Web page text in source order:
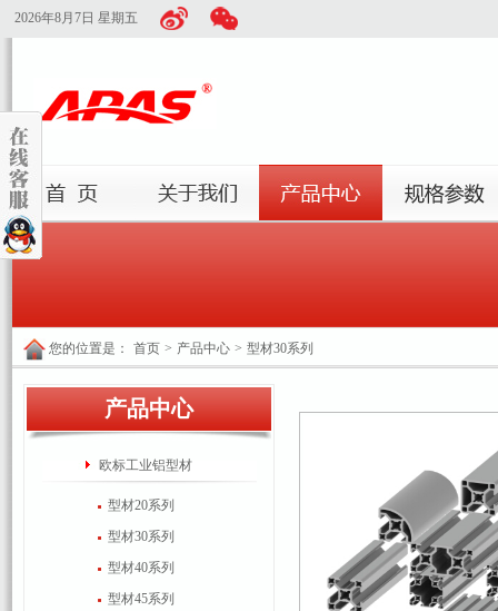
2026年8月7日 星期五
您的位置是： 首页 > 产品中心 > 型材30系列
产品中心
欧标工业铝型材
型材20系列
型材30系列
型材40系列
型材45系列